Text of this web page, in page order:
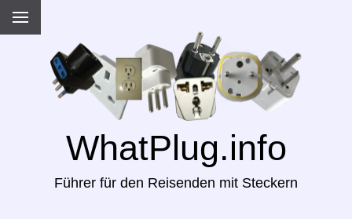
WhatPlug.info
Führer für den Reisenden mit Steckern